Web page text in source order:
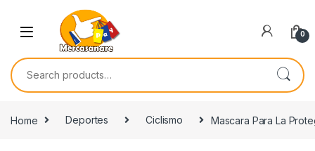
Skip to navigation
0
Search for:
Home Deportes Ciclismo Mascara Para La